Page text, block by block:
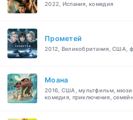
2022, Испания, комедия
Прометей
2012, Великобритания, США,
Моана
2016, США, мультфильм,
комедия, приключения,